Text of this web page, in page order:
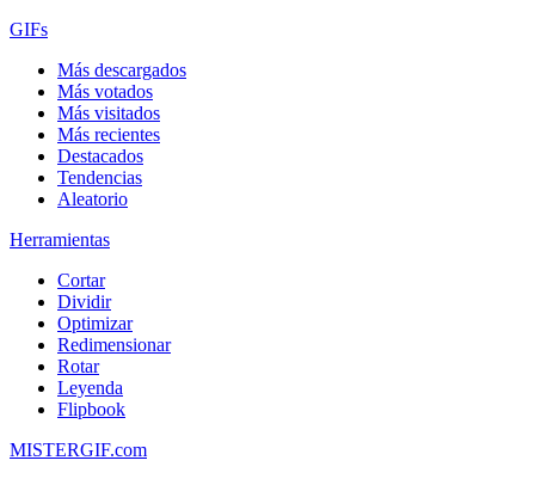
GIFs
Más descargados
Más votados
Más visitados
Más recientes
Destacados
Tendencias
Aleatorio
Herramientas
Cortar
Dividir
Optimizar
Redimensionar
Rotar
Leyenda
Flipbook
MISTERGIF.com